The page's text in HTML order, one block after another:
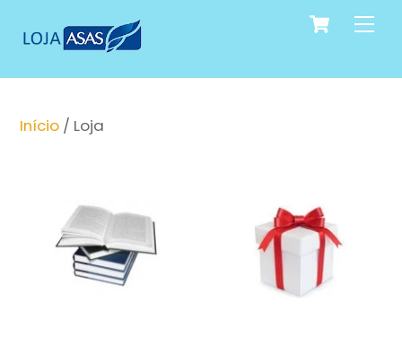
Cart
Início / Loja